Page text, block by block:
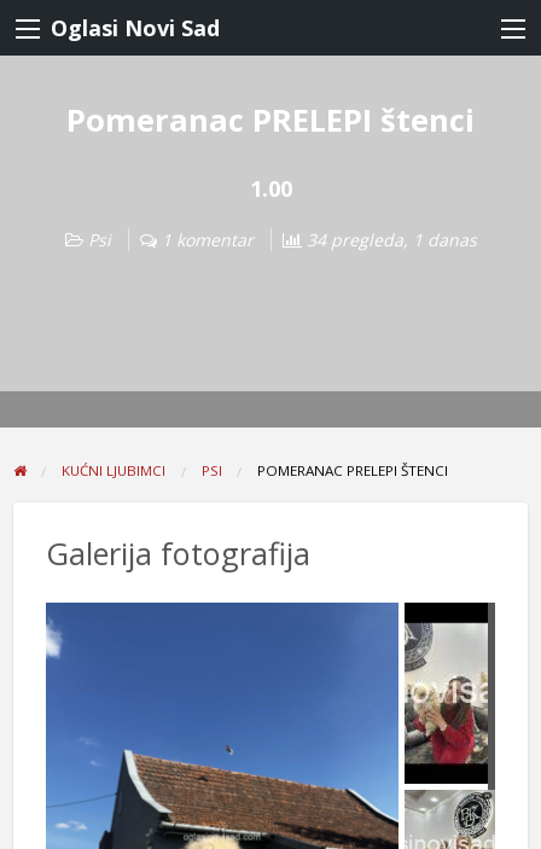
Oglasi Novi Sad
Pomeranac PRELEPI štenci
1.00
Psi 1 komentar 34 pregleda, 1 danas
KUĆNI LJUBIMCI PSI POMERANAC PRELEPI ŠTENCI
Galerija fotografija